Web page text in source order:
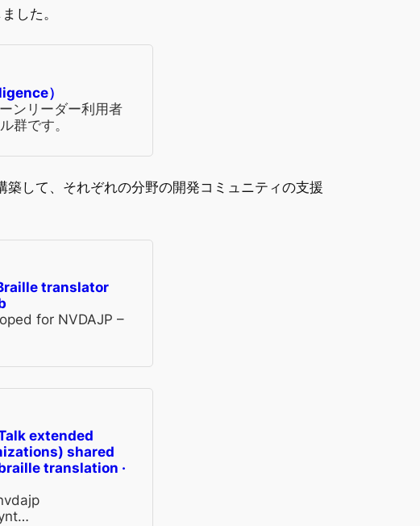
した。
）
ンリーダー利用者
群です。
して、それぞれの分野の開発コミュニティの支援
translator
for NVDAJP –
extended
shared
translation ·